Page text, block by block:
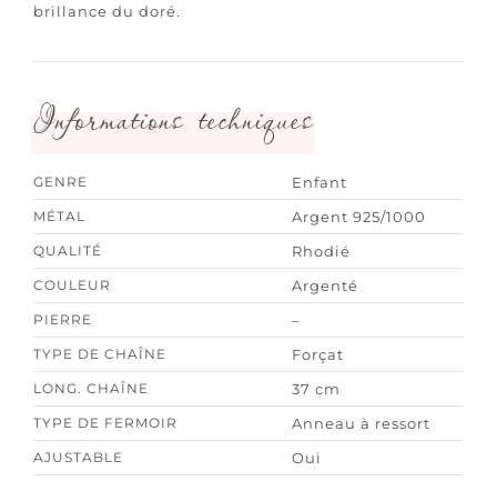
brillance du doré.
Informations techniques
GENRE Enfant
MÉTAL Argent 925/1000
QUALITÉ Rhodié
COULEUR Argenté
PIERRE –
TYPE DE CHAÎNE Forçat
LONG. CHAÎNE 37 cm
TYPE DE FERMOIR Anneau à ressort
AJUSTABLE Oui